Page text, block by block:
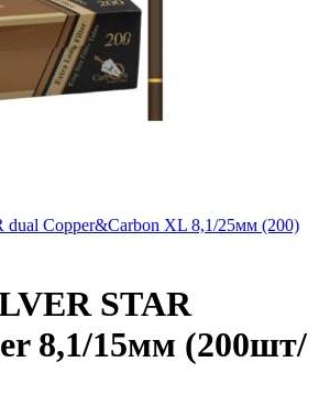
Copper&Carbon XL 8,1/25мм (200)
STAR
8,1/15мм (200шт/